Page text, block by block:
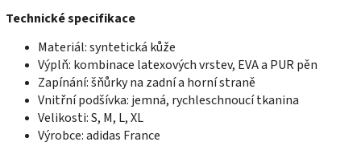
Technické specifikace
Materiál: syntetická kůže
Výplň: kombinace latexových vrstev, EVA a PUR pěn
Zapínání: šňůrky na zadní a horní straně
Vnitřní podšívka: jemná, rychleschnoucí tkanina
Velikosti: S, M, L, XL
Výrobce: adidas France